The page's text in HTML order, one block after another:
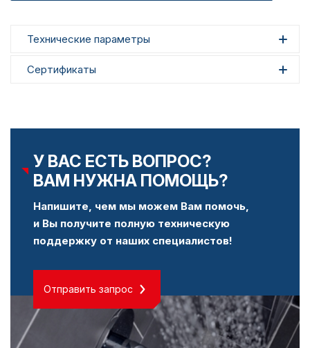
Технические параметры
Сертификаты
У ВАС ЕСТЬ ВОПРОС?
ВАМ НУЖНА ПОМОЩЬ?
Напишите, чем мы можем Вам помочь,
и Вы получите полную техническую
поддержку от наших специалистов!
Отправить запрос